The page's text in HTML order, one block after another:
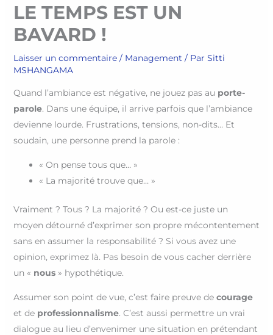
LE TEMPS EST UN
BAVARD !
Laisser un commentaire / Management / Par Sitti
MSHANGAMA
Quand l’ambiance est négative, ne jouez pas au porte-
parole. Dans une équipe, il arrive parfois que l’ambiance
devienne lourde. Frustrations, tensions, non-dits… Et
soudain, une personne prend la parole :
« On pense tous que… »
« La majorité trouve que… »
Vraiment ? Tous ? La majorité ? Ou est-ce juste un
moyen détourné d’exprimer son propre mécontentement
sans en assumer la responsabilité ? Si vous avez une
opinion, exprimez là. Pas besoin de vous cacher derrière
un « nous » hypothétique.
Assumer son point de vue, c’est faire preuve de courage
et de professionnalisme. C’est aussi permettre un vrai
dialogue au lieu d’envenimer une situation en prétendant